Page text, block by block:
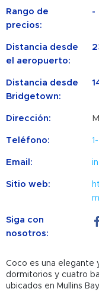
Rango de
precios:
-
Distancia desde
el aeropuerto:
Distancia desde
Bridgetown:
Dirección:
Teléfono:
Email:
Sitio web:
m
Siga con
nosotros:
Coco es una elegante
dormitorios y cuatro
ubicados en Mullins